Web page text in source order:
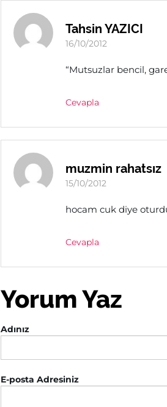
Tahsin YAZICI
16/10/2012
“Mutsuzlar bencil,
Cevapla
muzmin rahatsız
15/10/2012
hocam cuk diye
Cevapla
Yorum Yaz
Adınız
E-posta Adresiniz